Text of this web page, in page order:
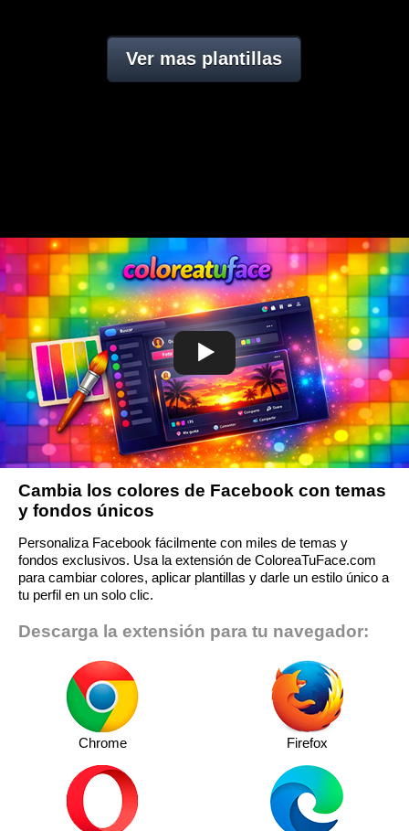
Ver mas plantillas
Cambia los colores de Facebook con temas
y fondos únicos
Personaliza Facebook fácilmente con miles de temas y
fondos exclusivos. Usa la extensión de ColoreaTuFace.com
para cambiar colores, aplicar plantillas y darle un estilo único a
tu perfil en un solo clic.
Descarga la extensión para tu navegador:
Chrome Firefox